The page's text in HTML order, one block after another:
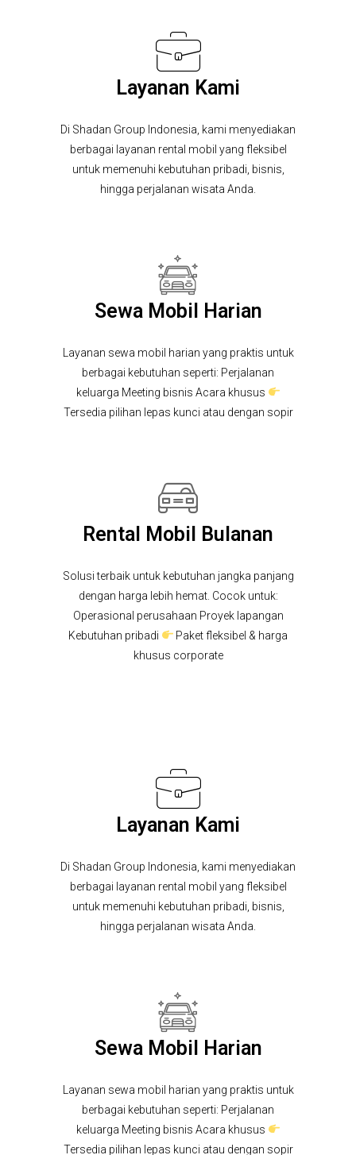
Layanan Kami
Di Shadan Group Indonesia, kami menyediakan
berbagai layanan rental mobil yang fleksibel
untuk memenuhi kebutuhan pribadi, bisnis,
hingga perjalanan wisata Anda.
Sewa Mobil Harian
Layanan sewa mobil harian yang praktis untuk
berbagai kebutuhan seperti: Perjalanan
keluarga Meeting bisnis Acara khusus
Tersedia pilihan lepas kunci atau dengan sopir
Rental Mobil Bulanan
Solusi terbaik untuk kebutuhan jangka panjang
dengan harga lebih hemat. Cocok untuk:
Operasional perusahaan Proyek lapangan
Kebutuhan pribadi
Paket fleksibel & harga
khusus corporate
Layanan Kami
Di Shadan Group Indonesia, kami menyediakan
berbagai layanan rental mobil yang fleksibel
untuk memenuhi kebutuhan pribadi, bisnis,
hingga perjalanan wisata Anda.
Sewa Mobil Harian
Layanan sewa mobil harian yang praktis untuk
berbagai kebutuhan seperti: Perjalanan
keluarga Meeting bisnis Acara khusus
Tersedia pilihan lepas kunci atau dengan sopir